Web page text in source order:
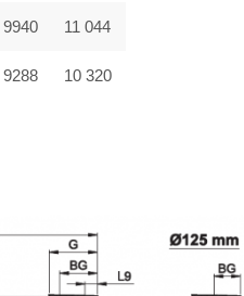
9940 11 044
9288 10 320